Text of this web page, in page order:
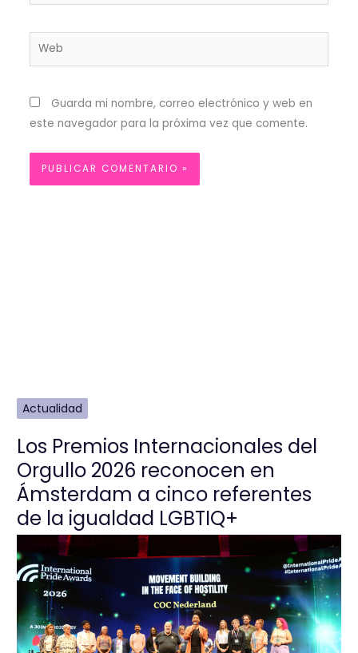
Web
Guarda mi nombre, correo electrónico y web en
este navegador para la próxima vez que comente.
Actualidad
Los Premios Internacionales del
Orgullo 2026 reconocen en
Ámsterdam a cinco referentes
de la igualdad LGBTIQ+